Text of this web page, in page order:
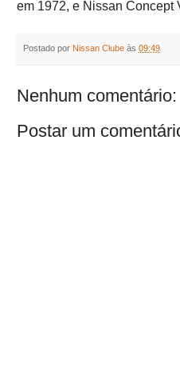
em 1972, e Nissan Concept
Postado por Nissan Clube às 09:49
Nenhum comentário:
Postar um